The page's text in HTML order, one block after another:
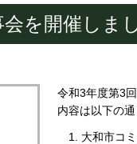
を開催しま
令和3年度第3
内容は以下の通
大和市コ